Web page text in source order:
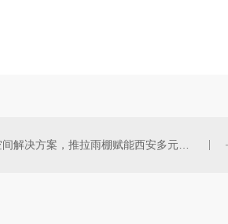
灵活空间解决方案，推拉雨棚赋能西安多元场景